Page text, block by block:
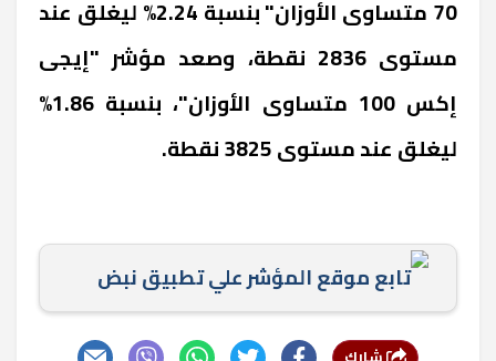
70 متساوى الأوزان" بنسبة 2.24% ليغلق عند
مستوى 2836 نقطة، وصعد مؤشر "إيجى
إكس 100 متساوى الأوزان"، بنسبة 1.86%
ليغلق عند مستوى 3825 نقطة.
تابع موقع المؤشر علي تطبيق نبض